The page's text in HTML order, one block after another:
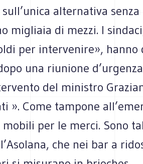
alternativa
migliaia di mezzi. I
per intervenire»,
una riunione
del ministro
Come tampone
per le merci. Sono
che nei bar a